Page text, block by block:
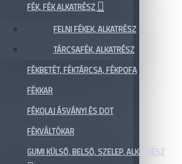
FÉK, FÉK ALKATRÉSZ
FELNI FÉKEK, ALKATRÉSZ
TÁRCSAFÉK, ALKATRÉSZ
FÉKBETÉT, FÉKTÁRCSA, FÉKPOFA
FÉKKAR
FÉKOLAJ ÁSVÁNYI ÉS DOT
FÉKVÁLTÓKAR
GUMI KÜLSŐ, BELSŐ, SZELEP, ALKATRÉSZ